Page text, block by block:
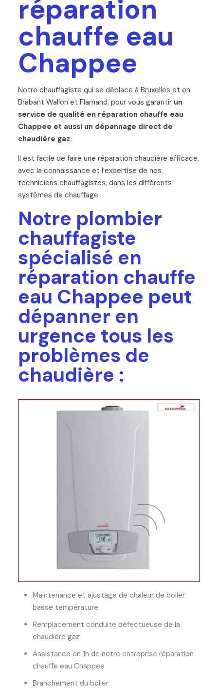
réparation
chauffe eau
Chappee
Notre chauffagiste qui se déplace à Bruxelles et en
Brabant Wallon et Flamand, pour vous garantir un
service de qualité en réparation chauffe eau
Chappee et aussi un dépannage direct de
chaudière gaz.
Il est facile de faire une réparation chaudière efficace,
avec la connaissance et l’expertise de nos
techniciens chauffagistes, dans les différents
systèmes de chauffage.
Notre plombier
chauffagiste
spécialisé en
réparation chauffe
eau Chappee peut
dépanner en
urgence tous les
problèmes de
chaudière :
Maintenance et ajustage de chaleur de boiler
basse température
Remplacement conduite défectueuse de la
chaudière gaz
Assistance en 1h de notre entreprise réparation
chauffe eau Chappee
Branchement du boiler